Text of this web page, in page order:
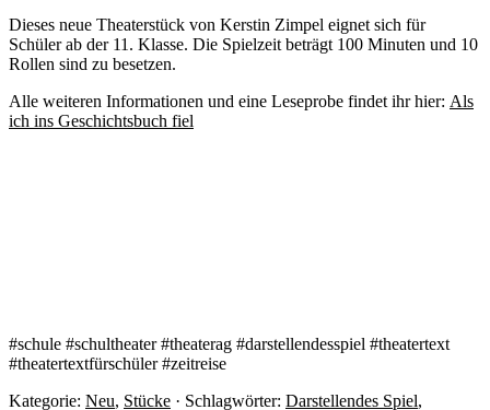
Dieses neue Theaterstück von Kerstin Zimpel eignet sich für
Schüler ab der 11. Klasse. Die Spielzeit beträgt 100 Minuten und 10
Rollen sind zu besetzen.
Alle weiteren Informationen und eine Leseprobe findet ihr hier: Als
ich ins Geschichtsbuch fiel
#schule #schultheater #theaterag #darstellendesspiel #theatertext
#theatertextfürschüler #zeitreise
Kategorie: Neu, Stücke · Schlagwörter: Darstellendes Spiel,